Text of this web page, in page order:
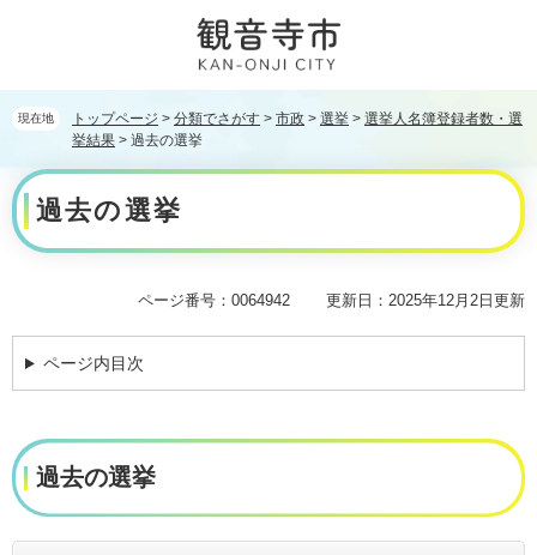
す。
し
本
現在地 トップページ > 分類でさがす > 市政 > 選挙 > 選挙人名簿登録者数・選
挙結果 > 過去の選挙
本
文 過去の選挙
ページ番号：0064942 更新日：2025年12月2日更新
ページ内目次
過去の選挙